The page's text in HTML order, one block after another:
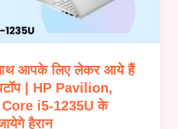
आपके लिए लेकर आये हैं
| HP Pavilion,
i5-1235U के
हैरान